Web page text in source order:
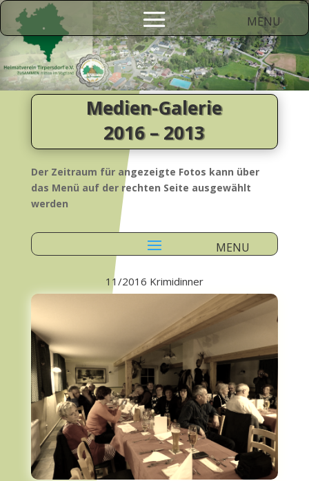
Medien-Galerie
2016 – 2013
Der Zeitraum für angezeigte Fotos kann über
das Menü auf der rechten Seite ausgewählt
werden
11/2016 Krimidinner